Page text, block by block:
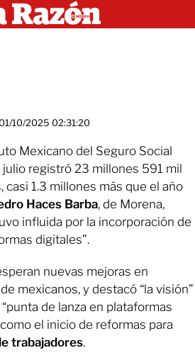
10/2025 02:31:20
Mexicano del Seguro Social
registró 23 millones 591 mil
1.3 millones más que el año
Haces Barba, de Morena,
influida por la incorporación de
digitales”.
nuevas mejoras en
mexicanos, y destacó “la visión”
de lanza en plataformas
el inicio de reformas para
trabajadores.